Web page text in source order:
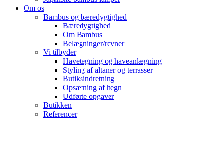
Om os
Bambus og bæredygtighed
Bæredygtighed
Om Bambus
Belægninger/revner
Vi tilbyder
Havetegning og haveanlægning
Styling af altaner og terrasser
Butiksindretning
Opsætning af hegn
Udførte opgaver
Butikken
Referencer